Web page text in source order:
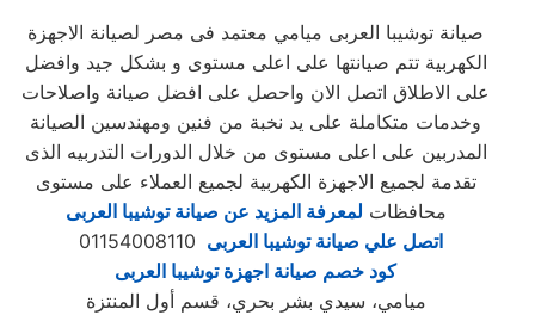
صيانة توشيبا العربى ميامي معتمد فى مصر لصيانة الاجهزة
الكهربية تتم صيانتها على اعلى مستوى و بشكل جيد وافضل
على الاطلاق اتصل الان واحصل على افضل صيانة واصلاحات
وخدمات متكاملة على يد نخبة من فنين ومهندسين الصيانة
المدربين على اعلى مستوى من خلال الدورات التدربيه الذى
تقدمة لجميع الاجهزة الكهربية لجميع العملاء على مستوى
محافظات لمعرفة المزيد عن صيانة توشيبا العربى
اتصل علي صيانة توشيبا العربى
كود خصم صيانة اجهزة توشيبا العربى
ميامي، سيدي بشر بحري، قسم أول المنتزة